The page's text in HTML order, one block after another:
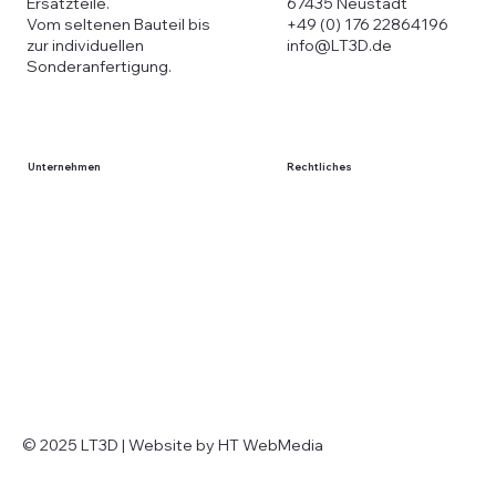
Vom seltenen Bauteil bis
zur individuellen
Sonderanfertigung.
© 2025 LT3D | Website by HT WebMedia
Unternehmen Rechtliches
+49 (0) 176 22864196
info@LT3D.de